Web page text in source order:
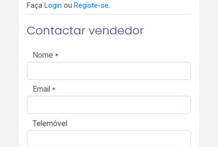
Faça Login ou Registe-se.
Contactar vendedor
Nome
Email
Telemóvel